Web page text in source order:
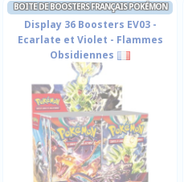
BOITE DE BOOSTERS FRANÇAIS POKÉMON
Display 36 Boosters EV03 -
Ecarlate et Violet - Flammes
Obsidiennes